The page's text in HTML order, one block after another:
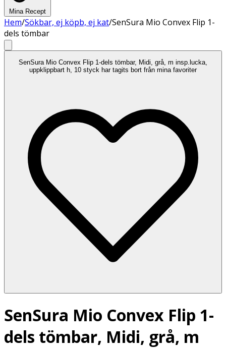
Mina Recept
Hem/Sökbar, ej köpb, ej kat/SenSura Mio Convex Flip 1-
dels tömbar
SenSura Mio Convex Flip 1-dels tömbar, Midi, grå, m insp.lucka,
uppklippbart h, 10 styck har tagits bort från mina favoriter
SenSura Mio Convex Flip 1-
dels tömbar, Midi, grå, m